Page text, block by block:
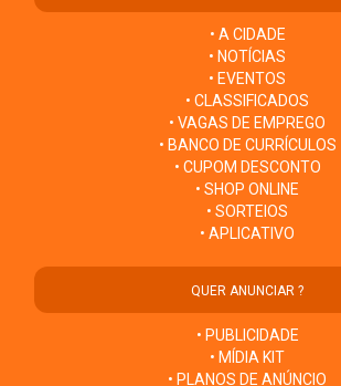
• A CIDADE
• NOTÍCIAS
• EVENTOS
• CLASSIFICADOS
• VAGAS DE EMPREGO
• BANCO DE CURRÍCULOS
• CUPOM DESCONTO
• SHOP ONLINE
• SORTEIOS
• APLICATIVO
QUER ANUNCIAR ?
• PUBLICIDADE
• MÍDIA KIT
• PLANOS DE ANÚNCIO